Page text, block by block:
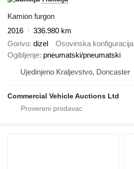
Kamion furgon
2016
336.980 km
Gorivo dizel Osovinska konfiguracija
Ogibljenje pneumatski/pneumatski
Ujedinjeno Kraljevstvo, Doncaster
Commercial Vehicle Auctions Ltd